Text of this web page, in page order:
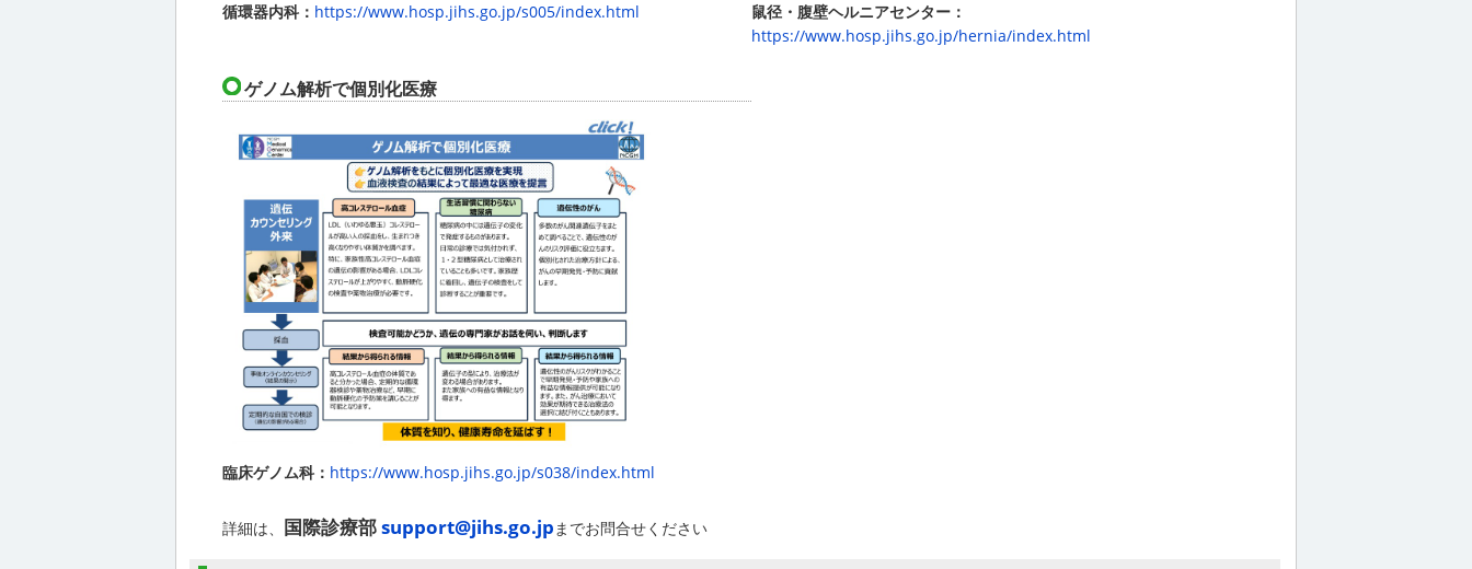
循環器内科： https://www.hosp.jihs.go.jp/s005/index.html
鼠径・腹壁ヘルニアセンター：
https://www.hosp.jihs.go.jp/hernia/index.html
ゲノム解析で個別化医療
臨床ゲノム科： https://www.hosp.jihs.go.jp/s038/index.html
詳細は、 国際診療部support@jihs.go.jp までお問合せください